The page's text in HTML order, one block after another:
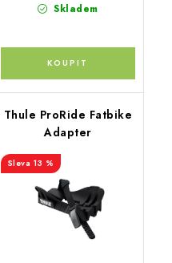
Skladem
Thule ProRide Fatbike
Adapter
13 %